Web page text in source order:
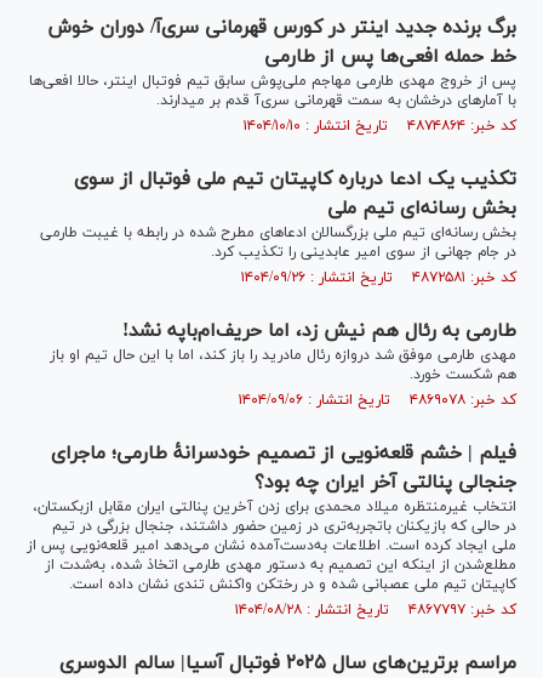
برگ برنده جدید اینتر در کورس قهرمانی سری‌آ/ دوران خوش
خط حمله افعی‌ها پس از طارمی
پس از خروج مهدی طارمی مهاجم ملی‌پوش سابق تیم فوتبال اینتر، حالا افعی‌ها
با آمار‌های درخشان به سمت قهرمانی سری‌آ قدم بر میدارند.
کد خبر: ۴۸۷۴۸۶۴ تاریخ انتشار : ۱۴۰۴/۱۰/۱۰
تکذیب یک ادعا درباره کاپیتان تیم ملی فوتبال از سوی
بخش رسانه‌ای تیم ملی
بخش رسانه‌ای تیم ملی بزرگسالان ادعا‌های مطرح شده در رابطه با غیبت طارمی
در جام جهانی از سوی امیر عابدینی را تکذیب کرد.
کد خبر: ۴۸۷۲۵۸۱ تاریخ انتشار : ۱۴۰۴/۰۹/۲۶
طارمی به رئال هم نیش زد، اما حریف‌ام‌باپه نشد!
مهدی طارمی موفق شد دروازه رئال مادرید را باز کند، اما با این حال تیم او باز
هم شکست خورد.
کد خبر: ۴۸۶۹۰۷۸ تاریخ انتشار : ۱۴۰۴/۰۹/۰۶
فیلم | خشم قلعه‌نویی از تصمیم خودسرانۀ طارمی؛ ماجرای
جنجالی پنالتی آخر ایران چه بود؟
انتخاب غیرمنتظره میلاد محمدی برای زدن آخرین پنالتی ایران مقابل ازبکستان،
در حالی که بازیکنان باتجربه‌تری در زمین حضور داشتند، جنجال بزرگی در تیم
ملی ایجاد کرده است. اطلاعات به‌دست‌آمده نشان می‌دهد امیر قلعه‌نویی پس از
مطلع‌شدن از اینکه این تصمیم به دستور مهدی طارمی اتخاذ شده، به‌شدت از
کاپیتان تیم ملی عصبانی شده و در رختکن واکنش تندی نشان داده است.
کد خبر: ۴۸۶۷۷۹۷ تاریخ انتشار : ۱۴۰۴/۰۸/۲۸
مراسم برترین‌های سال ۲۰۲۵ فوتبال آسیا| سالم الدوسری